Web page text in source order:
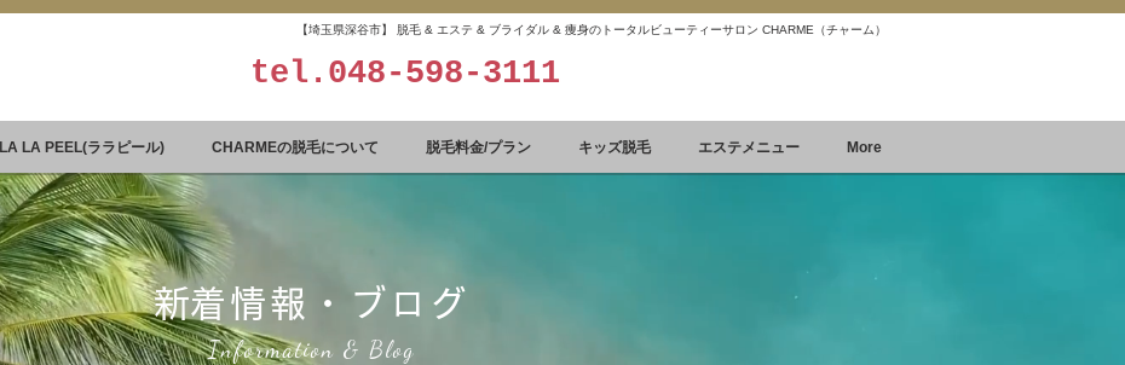
【埼玉県深谷市】 脱毛 & エステ & ブライダル & 痩身のトータルビューティーサロン CHARME（チャーム）
tel. 048-598-3111
LA LA PEEL(ララピール) CHARMEの脱毛について 脱毛料金/プラン キッズ脱毛 エステメニュー More
​新着情報・ブログ
Information & Blog